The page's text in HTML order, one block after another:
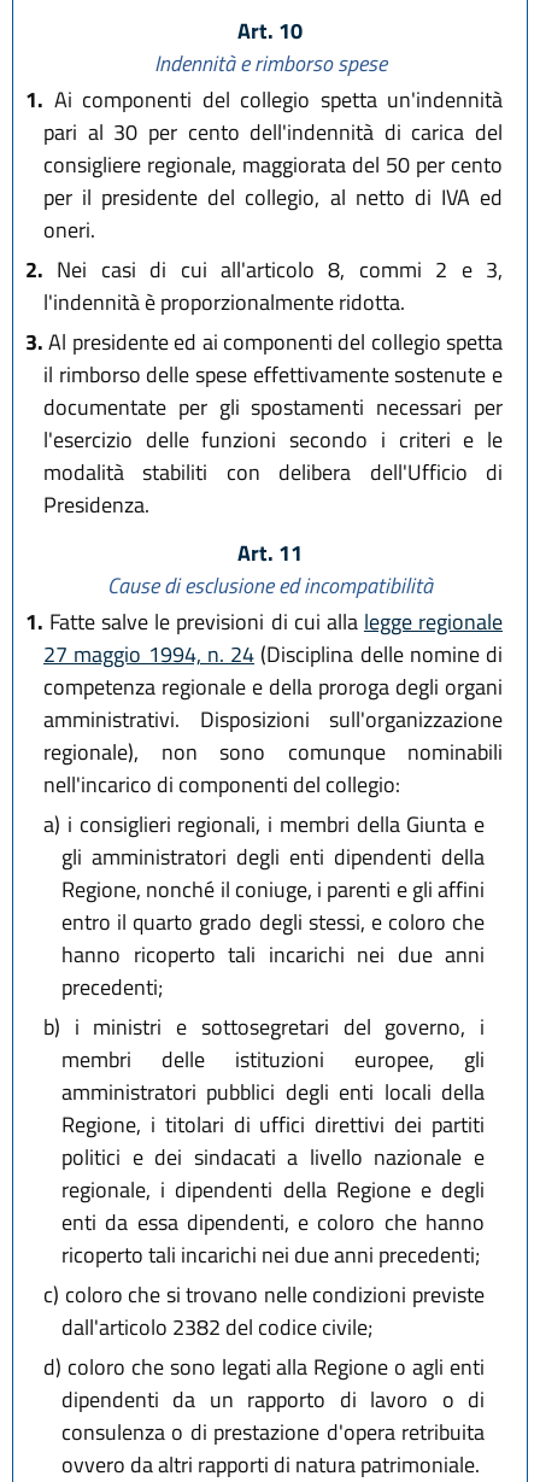
Art. 10
Indennità e rimborso spese
1. Ai componenti del collegio spetta un'indennità
pari al 30 per cento dell'indennità di carica del
consigliere regionale, maggiorata del 50 per cento
per il presidente del collegio, al netto di IVA ed
oneri.
2. Nei casi di cui all'articolo 8, commi 2 e 3,
l'indennità è proporzionalmente ridotta.
3.Al presidente ed ai componenti del collegio spetta
il rimborso delle spese effettivamente sostenute e
documentate per gli spostamenti necessari per
l'esercizio delle funzioni secondo i criteri e le
modalità stabiliti con delibera dell'Ufficio di
Presidenza.
Art. 11
Cause di esclusione ed incompatibilità
1. Fatte salve le previsioni di cui alla legge regionale
27 maggio 1994, n. 24 (Disciplina delle nomine di
competenza regionale e della proroga degli organi
amministrativi. Disposizioni sull'organizzazione
regionale), non sono comunque nominabili
nell'incarico di componenti del collegio:
a) i consiglieri regionali, i membri della Giunta e
gli amministratori degli enti dipendenti della
Regione, nonché il coniuge, i parenti e gli affini
entro il quarto grado degli stessi, e coloro che
hanno ricoperto tali incarichi nei due anni
precedenti;
b) i ministri e sottosegretari del governo, i
membri delle istituzioni europee, gli
amministratori pubblici degli enti locali della
Regione, i titolari di uffici direttivi dei partiti
politici e dei sindacati a livello nazionale e
regionale, i dipendenti della Regione e degli
enti da essa dipendenti, e coloro che hanno
ricoperto tali incarichi nei due anni precedenti;
c) coloro che si trovano nelle condizioni previste
dall'articolo 2382 del codice civile;
d) coloro che sono legati alla Regione o agli enti
dipendenti da un rapporto di lavoro o di
consulenza o di prestazione d'opera retribuita
ovvero da altri rapporti di natura patrimoniale.